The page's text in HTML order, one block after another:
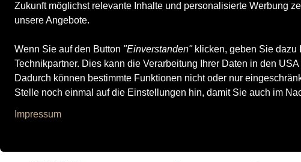
Zukunft möglichst relevante Inhalte und personalisierte Werbung
unsere Angebote.
Wenn Sie auf den Button "Einverstanden"klicken, geben Sie dazu
Technikpartner. Dies kann die Verarbeitung Ihrer Daten in den
Dadurch können bestimmte Funktionen nicht oder nur
Stelle noch einmal auf die Einstellungen hin, damit Sie auch im
Impressum
Alle Produkte